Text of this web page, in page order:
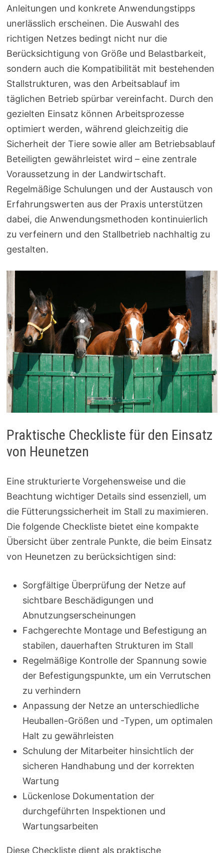
Anleitungen und konkrete Anwendungstipps
unerlässlich erscheinen. Die Auswahl des
richtigen Netzes bedingt nicht nur die
Berücksichtigung von Größe und Belastbarkeit,
sondern auch die Kompatibilität mit bestehenden
Stallstrukturen, was den Arbeitsablauf im
täglichen Betrieb spürbar vereinfacht. Durch den
gezielten Einsatz können Arbeitsprozesse
optimiert werden, während gleichzeitig die
Sicherheit der Tiere sowie aller am Betriebsablauf
Beteiligten gewährleistet wird – eine zentrale
Voraussetzung in der Landwirtschaft.
Regelmäßige Schulungen und der Austausch von
Erfahrungswerten aus der Praxis unterstützen
dabei, die Anwendungsmethoden kontinuierlich
zu verfeinern und den Stallbetrieb nachhaltig zu
gestalten.
Praktische Checkliste für den Einsatz
von Heunetzen
Eine strukturierte Vorgehensweise und die
Beachtung wichtiger Details sind essenziell, um
die Fütterungssicherheit im Stall zu maximieren.
Die folgende Checkliste bietet eine kompakte
Übersicht über zentrale Punkte, die beim Einsatz
von Heunetzen zu berücksichtigen sind:
Sorgfältige Überprüfung der Netze auf
sichtbare Beschädigungen und
Abnutzungserscheinungen
Fachgerechte Montage und Befestigung an
stabilen, dauerhaften Strukturen im Stall
Regelmäßige Kontrolle der Spannung sowie
der Befestigungspunkte, um ein Verrutschen
zu verhindern
Anpassung der Netze an unterschiedliche
Heuballen-Größen und -Typen, um optimalen
Halt zu gewährleisten
Schulung der Mitarbeiter hinsichtlich der
sicheren Handhabung und der korrekten
Wartung
Lückenlose Dokumentation der
durchgeführten Inspektionen und
Wartungsarbeiten
Diese Checkliste dient als praktische